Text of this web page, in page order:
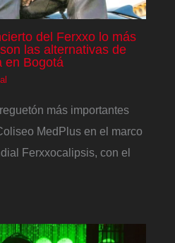
del Ferxxo lo más
las alternativas de
en Bogotá
más importantes
MedPlus en el marco
Ferxxocalipsis, con el